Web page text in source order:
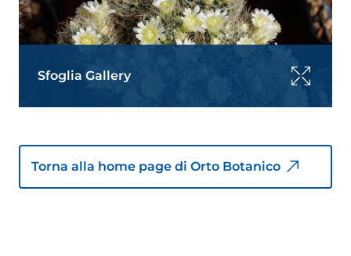
Sfoglia Gallery
Torna alla home page di Orto Botanico